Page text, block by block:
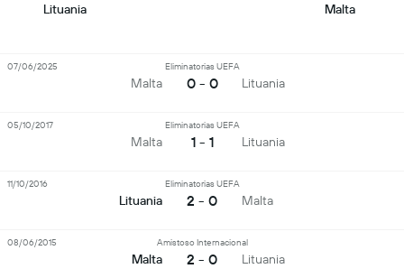
Lituania Malta
Malta
Eliminatorias UEFA
0 - 0 Lituania
07/06/2025
Malta
Eliminatorias UEFA
1 - 1 Lituania
05/10/2017
Lituania
Eliminatorias UEFA
2 - 0 Malta
11/10/2016
Malta
Amistoso Internacional
2 - 0 Lituania
08/06/2015